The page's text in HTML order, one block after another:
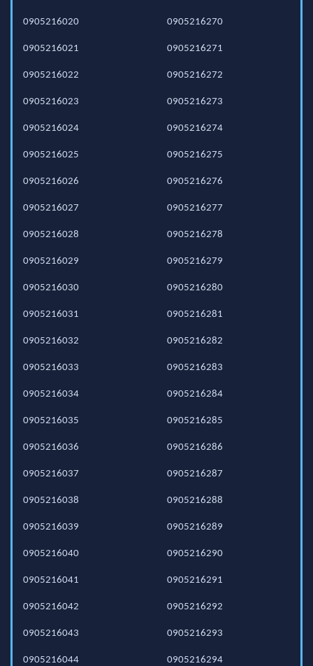
0905216020
0905216021
0905216022
0905216023
0905216024
0905216025
0905216026
0905216027
0905216028
0905216029
0905216030
0905216031
0905216032
0905216033
0905216034
0905216035
0905216036
0905216037
0905216038
0905216039
0905216040
0905216041
0905216042
0905216043
0905216044
0905216270
0905216271
0905216272
0905216273
0905216274
0905216275
0905216276
0905216277
0905216278
0905216279
0905216280
0905216281
0905216282
0905216283
0905216284
0905216285
0905216286
0905216287
0905216288
0905216289
0905216290
0905216291
0905216292
0905216293
0905216294